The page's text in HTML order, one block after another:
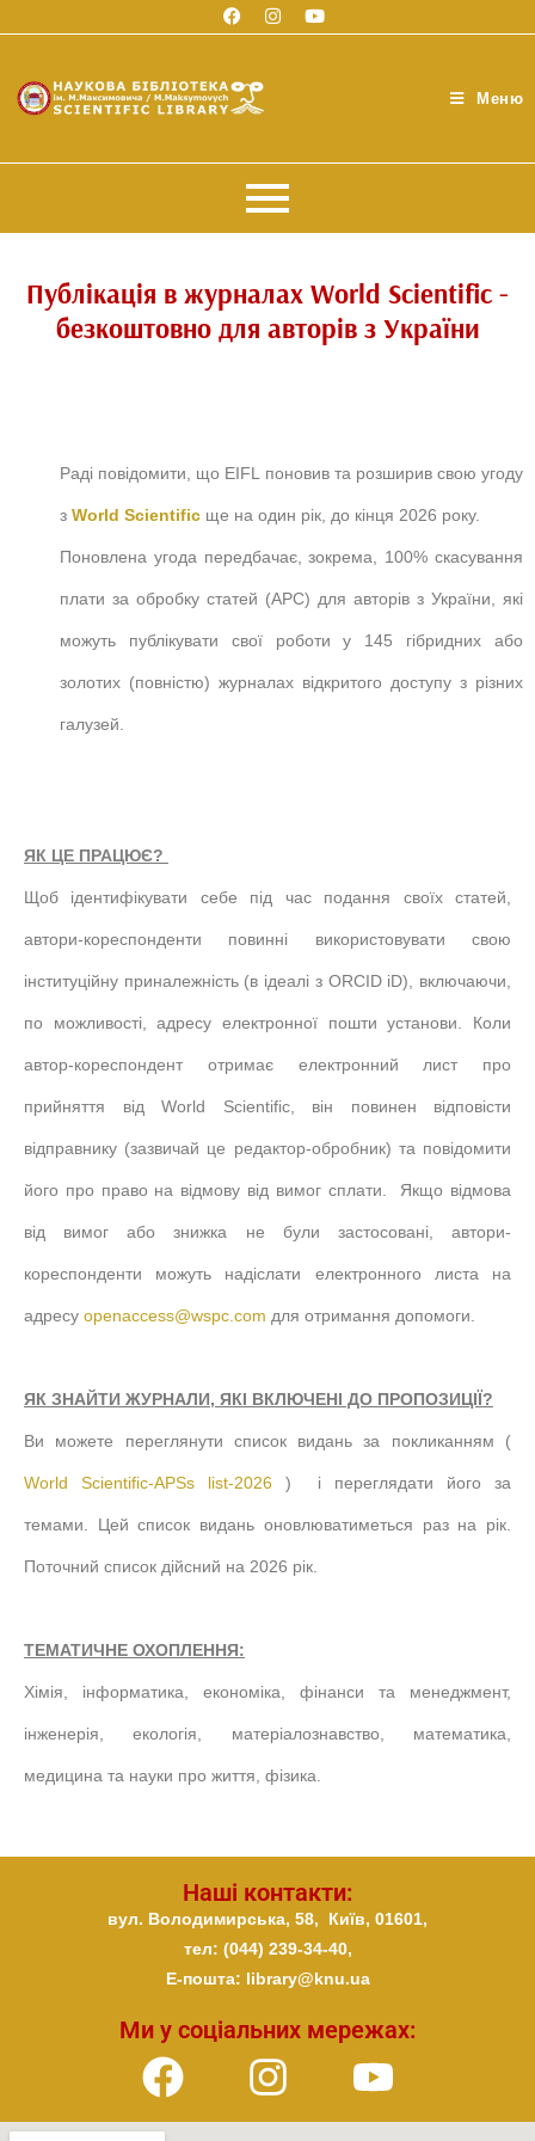
Меню
Публікація в журналах World Scientific -
безкоштовно для авторів з України
Раді повідомити, що EIFL поновив та розширив свою угоду
з World Scientific ще на один рік, до кінця 2026 року.
Поновлена угода передбачає, зокрема, 100% скасування
плати за обробку статей (APC) для авторів з України, які
можуть публікувати свої роботи у 145 гібридних або
золотих (повністю) журналах відкритого доступу з різних
галузей.
ЯК ЦЕ ПРАЦЮЄ?
Щоб ідентифікувати себе під час подання своїх статей,
автори-кореспонденти повинні використовувати свою
інституційну приналежність (в ідеалі з ORCID iD), включаючи,
по можливості, адресу електронної пошти установи. Коли
автор-кореспондент отримає електронний лист про
прийняття від World Scientific, він повинен відповісти
відправнику (зазвичай це редактор-обробник) та повідомити
його про право на відмову від вимог сплати. Якщо відмова
від вимог або знижка не були застосовані, автори-
кореспонденти можуть надіслати електронного листа на
адресу openaccess@wspc.com для отримання допомоги.
ЯК ЗНАЙТИ ЖУРНАЛИ, ЯКІ ВКЛЮЧЕНІ ДО ПРОПОЗИЦІЇ?
Ви можете переглянути список видань за покликанням (
World Scientific-APSs list-2026 ) і переглядати його за
темами. Цей список видань оновлюватиметься раз на рік.
Поточний список дійсний на 2026 рік.
ТЕМАТИЧНЕ ОХОПЛЕННЯ:
Хімія, інформатика, економіка, фінанси та менеджмент,
інженерія, екологія, матеріалознавство, математика,
медицина та науки про життя, фізика.
Наші контакти:
Ми у соціальних мережах:
вул. Володимирська, 58, Київ, 01601,
тел: (044) 239-34-40,
E-пошта: library@knu.ua